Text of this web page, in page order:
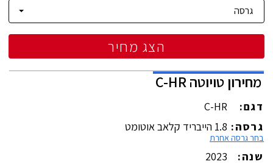
הצג מחיר
מחירוןטויוטהC-HR
דגם:
C-HR
גרסה: 1.8 הייבריד קלאב אוטומט
בחר גרסה אחרת
שנה: 2023